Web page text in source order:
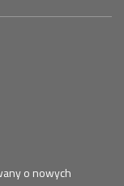
o nowych